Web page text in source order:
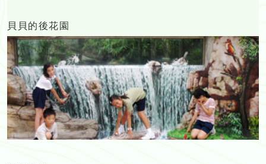
貝貝的後花園